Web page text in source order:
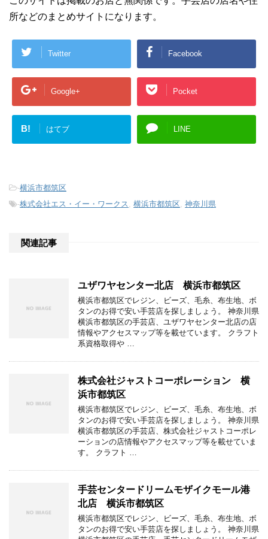
所などのまとめサイトになります。
Twitter Facebook
Google+ Pocket
B! はてブ LINE
-横浜市都筑区
-株式会社エス・イー・ワークス 横浜市都筑区 神奈川県
関連記事
ユザワヤセンター北店 横浜市都筑区
横浜市都筑区でレジン、ビーズ、毛糸、布生地、ボ
タンのお得で安い手芸店を探しましょう。 神奈川県
横浜市都筑区の手芸店、ユザワヤセンター北店の店
情報やアクセスマップ等を載せています。 クラフト
系資格取得や …
株式会社ジャストコーポレーション 横
浜市都筑区
横浜市都筑区でレジン、ビーズ、毛糸、布生地、ボ
タンのお得で安い手芸店を探しましょう。 神奈川県
横浜市都筑区の手芸店、株式会社ジャストコーポレ
ーションの店情報やアクセスマップ等を載せていま
す。 クラフト …
手芸センタードリームモザイクモール港
北店 横浜市都筑区
横浜市都筑区でレジン、ビーズ、毛糸、布生地、ボ
タンのお得で安い手芸店を探しましょう。 神奈川県